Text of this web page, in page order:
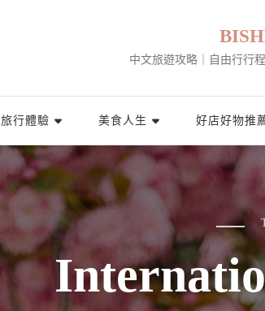
中文旅遊攻略｜自由行行
旅行體驗 美食人生 好店好物推